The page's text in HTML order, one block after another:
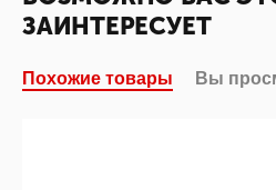
ЗАИНТЕРЕСУЕТ
Похожие товары Вы